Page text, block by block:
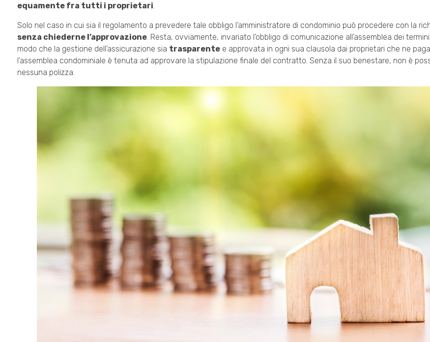
equamente fra tutti i proprietari
Solo nel caso in cui sia il regolamento a prevedere tale obbligo l’amministratore di condominio può procedere con la
senza chiederne l’approvazione . Resta, ovviamente, invariato l’obbligo di comunicazione all’assemblea dei
modo che la gestione dell’assicurazione sia trasparente e approvata in ogni sua clausola dai proprietari che ne
l’assemblea condominiale è tenuta ad approvare la stipulazione finale del contratto. Senza il suo benestare, non è
nessuna polizza.